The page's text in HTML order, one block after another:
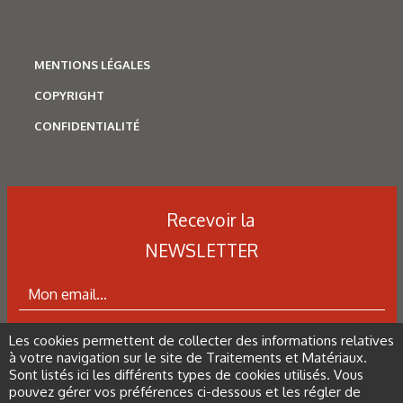
Les derniers articles sur ce
MENTIONS LÉGALES
COPYRIGHT
CONFIDENTIALITÉ
Recevoir la
NEWSLETTER
ABONNEZ-VOUS À LA NEWSLETTER
Les cookies permettent de collecter des informations relatives
à votre navigation sur le site de Traitements et Matériaux.
Sont listés ici les différents types de cookies utilisés. Vous
pouvez gérer vos préférences ci-dessous et les régler de